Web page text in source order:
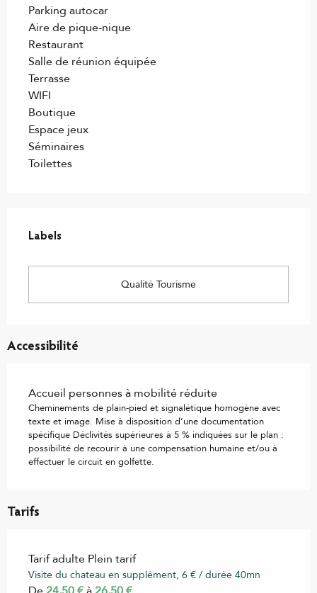
Parking autocar
Aire de pique-nique
Restaurant
Salle de réunion équipée
Terrasse
WIFI
Boutique
Espace jeux
Séminaires
Toilettes
Labels
Labels
Qualité Tourisme
Accessibilité
Accueil personnes à mobilité réduite
Cheminements de plain-pied et signalétique homogène avec
texte et image. Mise à disposition d’une documentation
spécifique Déclivités supérieures à 5 % indiquées sur le plan :
possibilité de recourir à une compensation humaine et/ou à
effectuer le circuit en golfette.
Tarifs
Tarif adulte Plein tarif
Visite du chateau en supplément, 6 € / durée 40mn